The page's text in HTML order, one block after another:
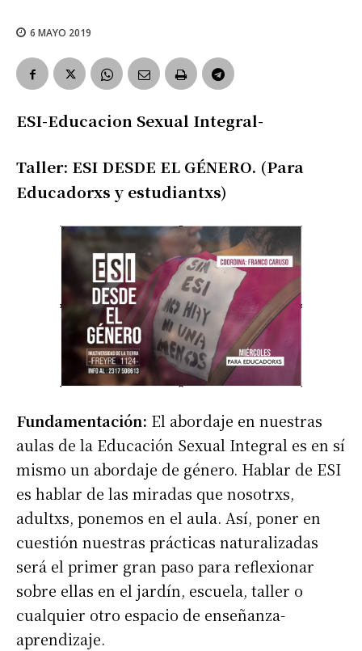
6 MAYO 2019
ESI-Educacion Sexual Integral-
Taller: ESI DESDE EL GÉNERO. (Para
Educadorxs y estudiantxs)
Fundamentación: El abordaje en nuestras
aulas de la Educación Sexual Integral es en sí
mismo un abordaje de género. Hablar de ESI
es hablar de las miradas que nosotrxs,
adultxs, ponemos en el aula. Así, poner en
cuestión nuestras prácticas naturalizadas
será el primer gran paso para reflexionar
sobre ellas en el jardín, escuela, taller o
cualquier otro espacio de enseñanza-
aprendizaje.